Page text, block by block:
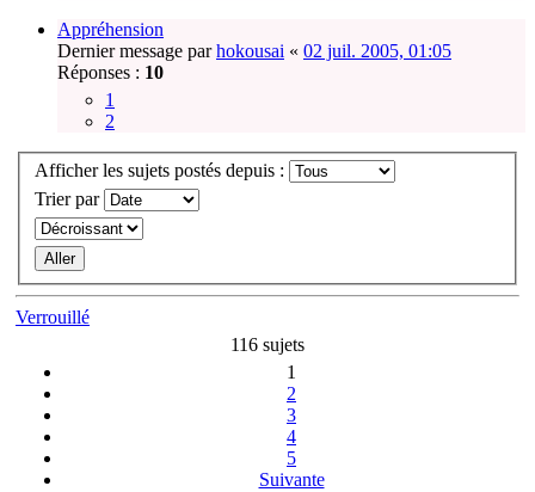
Appréhension
Dernier message parhokousai « 02 juil. 2005, 01:05
Réponses : 10
1
2
Afficher les sujets postés depuis :
Trier par
Verrouillé
116 sujets
1
2
3
4
5
Suivante